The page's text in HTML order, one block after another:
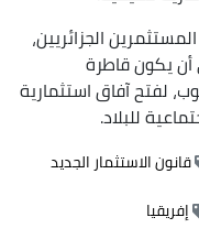
الجزائريين،
يكون قاطرة
لفتح آفاق استثمارية
للبلاد.
الاستثمار الجديد